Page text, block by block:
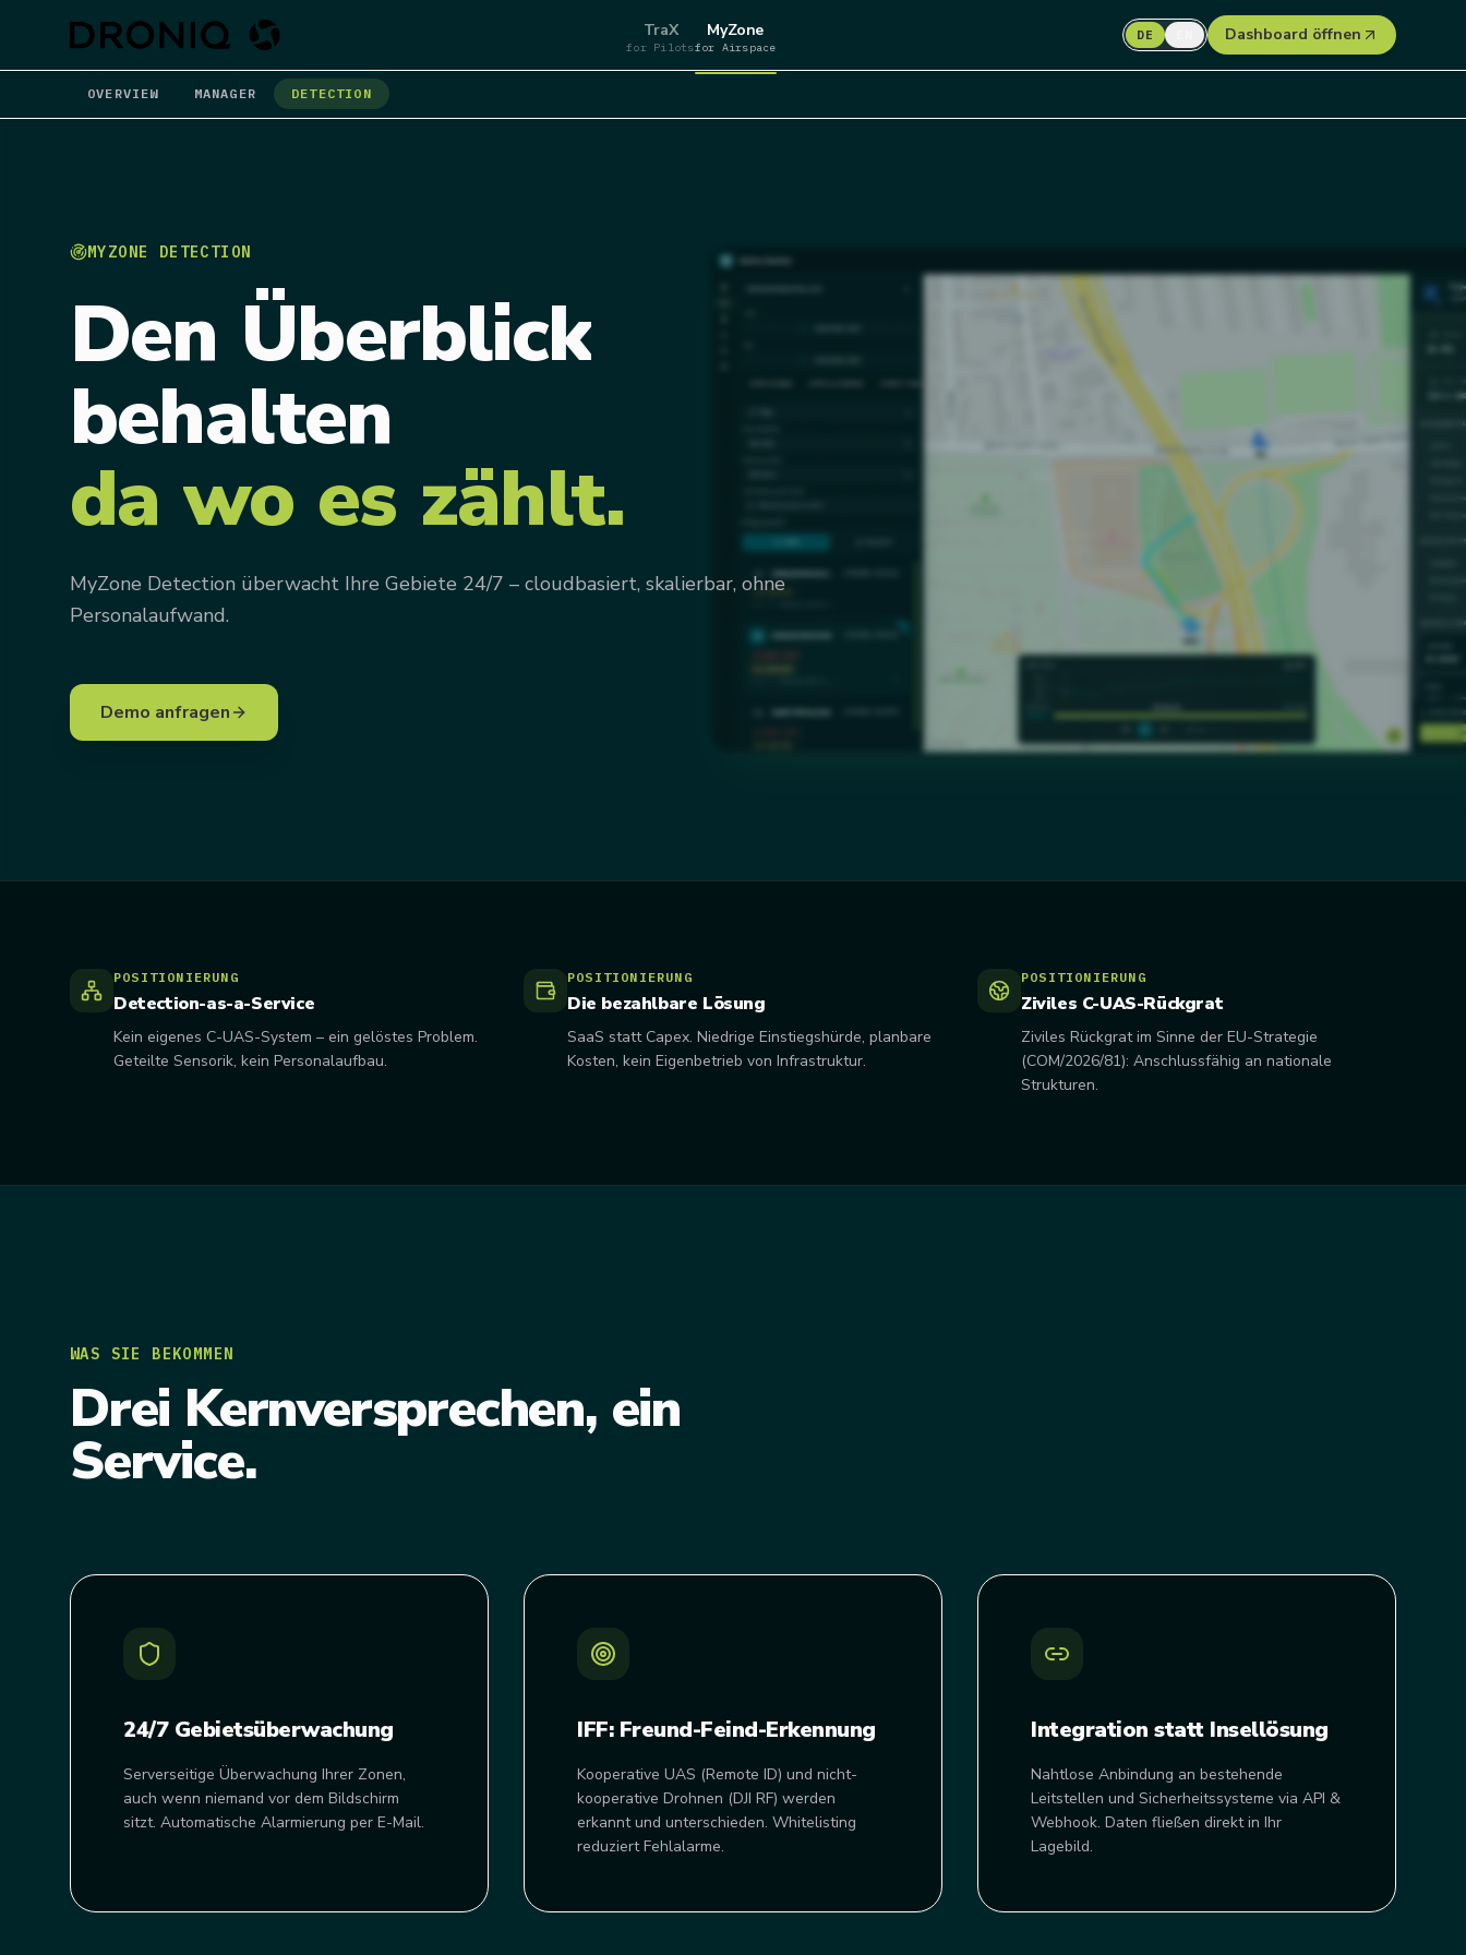
TraX
for Pilots
MyZone
for Airspace
DE Dashboard öffnen
OVERVIEW MANAGER DETECTION
MYZONE DETECTION
Den Überblick
behalten
da wo es zählt.
MyZone Detection überwacht Ihre Gebiete 24/7 – cloudbasiert, skalierbar, ohne
Personalaufwand.
Demo anfragen
POSITIONIERUNG
Detection-as-a-Service
Kein eigenes C-UAS-System – ein gelöstes Problem.
Geteilte Sensorik, kein Personalaufbau.
POSITIONIERUNG
Die bezahlbare Lösung
SaaS statt Capex. Niedrige Einstiegshürde, planbare
Kosten, kein Eigenbetrieb von Infrastruktur.
POSITIONIERUNG
Ziviles C-UAS-Rückgrat
Ziviles Rückgrat im Sinne der EU-Strategie
(COM/2026/81): Anschlussfähig an nationale
Strukturen.
WAS SIE BEKOMMEN
Drei Kernversprechen, ein
Service.
24/7 Gebietsüberwachung
Serverseitige Überwachung Ihrer Zonen,
auch wenn niemand vor dem Bildschirm
sitzt. Automatische Alarmierung per E-Mail.
IFF: Freund-Feind-Erkennung
Kooperative UAS (Remote ID) und nicht-
kooperative Drohnen (DJI RF) werden
erkannt und unterschieden. Whitelisting
reduziert Fehlalarme.
Integration statt Insellösung
Nahtlose Anbindung an bestehende
Leitstellen und Sicherheitssysteme via API &
Webhook. Daten fließen direkt in Ihr
Lagebild.